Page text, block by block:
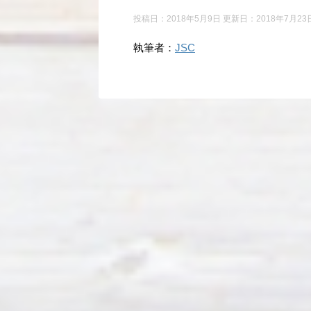
投稿日：2018年5月9日 更新日： 2018年7月23
執筆者： JSC